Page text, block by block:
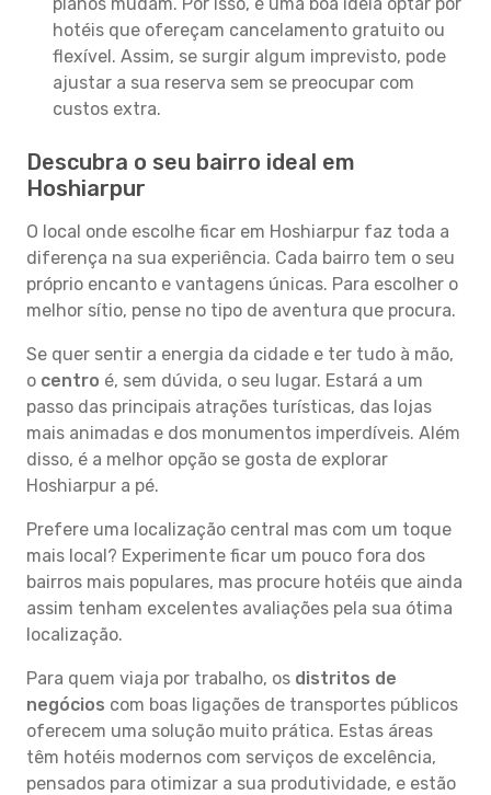
hotéis que ofereçam cancelamento gratuito ou
flexível. Assim, se surgir algum imprevisto, pode
ajustar a sua reserva sem se preocupar com
custos extra.
Descubra o seu bairro ideal em
Hoshiarpur
O local onde escolhe ficar em Hoshiarpur faz toda a
diferença na sua experiência. Cada bairro tem o seu
próprio encanto e vantagens únicas. Para escolher o
melhor sítio, pense no tipo de aventura que procura.
Se quer sentir a energia da cidade e ter tudo à mão,
o centro é, sem dúvida, o seu lugar. Estará a um
passo das principais atrações turísticas, das lojas
mais animadas e dos monumentos imperdíveis. Além
disso, é a melhor opção se gosta de explorar
Hoshiarpur a pé.
Prefere uma localização central mas com um toque
mais local? Experimente ficar um pouco fora dos
bairros mais populares, mas procure hotéis que ainda
assim tenham excelentes avaliações pela sua ótima
localização.
Para quem viaja por trabalho, os distritos de
negócios com boas ligações de transportes públicos
oferecem uma solução muito prática. Estas áreas
têm hotéis modernos com serviços de excelência,
pensados para otimizar a sua produtividade, e estão